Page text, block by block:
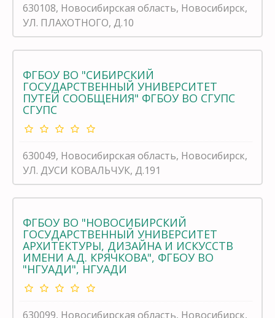
630108, Новосибирская область, Новосибирск,
УЛ. ПЛАХОТНОГО, Д.10
ФГБОУ ВО "СИБИРСКИЙ
ГОСУДАРСТВЕННЫЙ УНИВЕРСИТЕТ
ПУТЕЙ СООБЩЕНИЯ" ФГБОУ ВО СГУПС
СГУПС
630049, Новосибирская область, Новосибирск,
УЛ. ДУСИ КОВАЛЬЧУК, Д.191
ФГБОУ ВО "НОВОСИБИРСКИЙ
ГОСУДАРСТВЕННЫЙ УНИВЕРСИТЕТ
АРХИТЕКТУРЫ, ДИЗАЙНА И ИСКУССТВ
ИМЕНИ А.Д. КРЯЧКОВА", ФГБОУ ВО
"НГУАДИ", НГУАДИ
630099, Новосибирская область, Новосибирск,